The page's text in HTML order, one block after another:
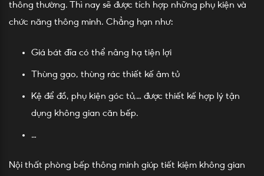
thông thường. Thì nay sẽ được tích hợp những phụ kiện và
chức năng thông minh. Chẳng hạn như:
Giá bát đĩa có thể nâng hạ tiện lợi
Thùng gạo, thùng rác thiết kế âm tủ
Kệ để đồ, phụ kiện góc tủ,… được thiết kế hợp lý tận
dụng không gian căn bếp.
Nội thất phòng bếp thông minh giúp tiết kiệm không gian